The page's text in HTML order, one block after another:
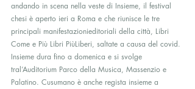
andando in scena nella veste di Insieme, il festival
chesi è aperto ieri a Roma e che riunisce le tre
principali manifestazionieditoriali della città, Libri
Come e Più Libri PiùLiberi, saltate a causa del covid.
Insieme dura fino a domenica e si svolge
tral’Auditorium Parco della Musica, Massenzio e
Palatino. Cusumano è anche regista insieme a